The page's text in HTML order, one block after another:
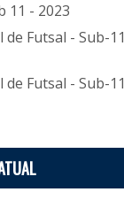
11 - 2023
Futsal - Sub-11
Futsal - Sub-11